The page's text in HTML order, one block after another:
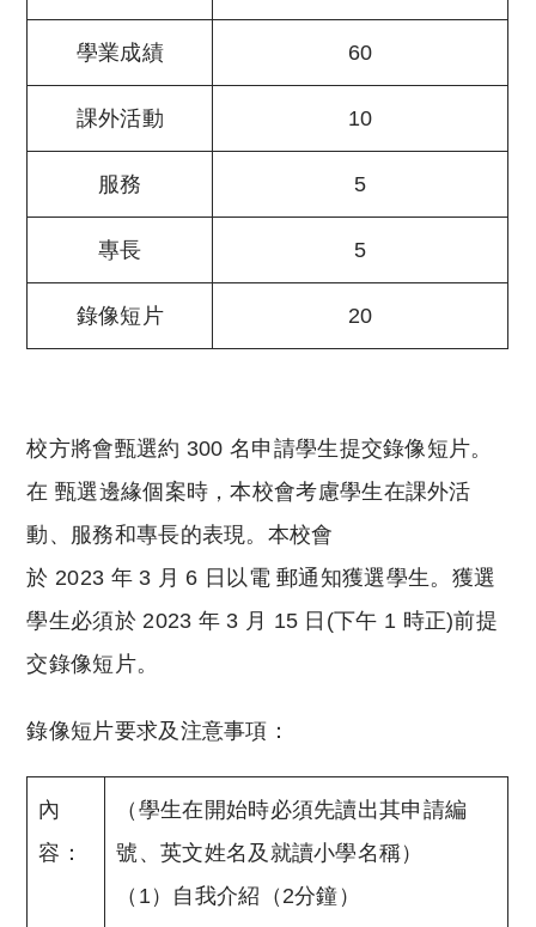
學業成績 60
課外活動 10
服務 5
專長 5
錄像短片 20
校方將會甄選約 300 名申請學生提交錄像短片。
在 甄選邊緣個案時，本校會考慮學生在課外活
動、服務和專長的表現。本校會
於 2023 年 3 月 6 日以電 郵通知獲選學生。獲選
學生必須於 2023 年 3 月 15 日(下午 1 時正)前提
交錄像短片。
錄像短片要求及注意事項：
內
容：
（學生在開始時必須先讀出其申請編
號、英文姓名及就讀小學名稱）
（1）自我介紹（2分鐘）